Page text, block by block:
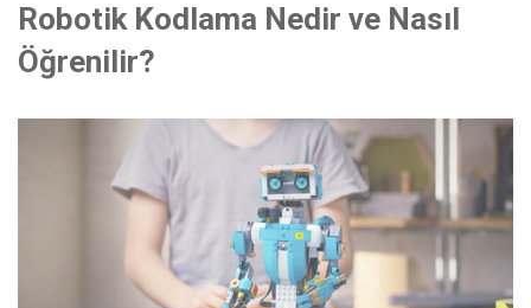
Robotik Kodlama Nedir ve Nasıl
Öğrenilir?